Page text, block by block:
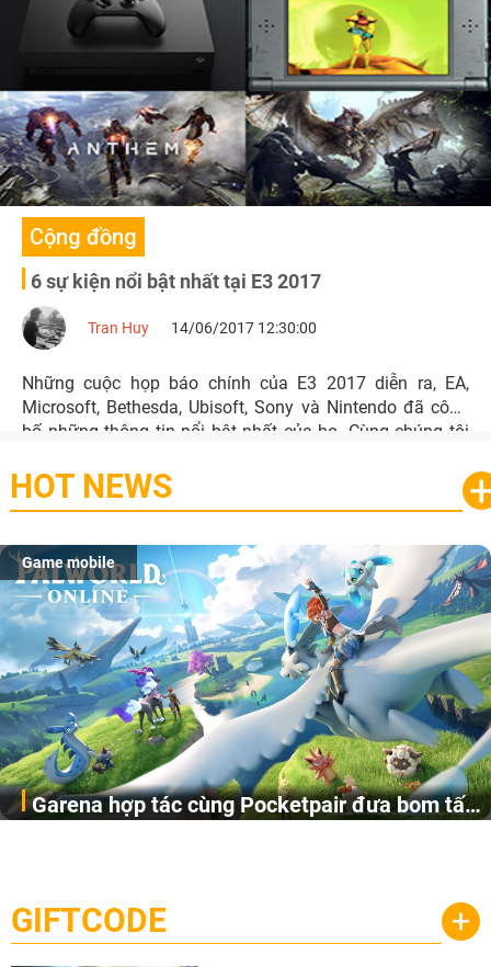
Cộng đồng
6 sự kiện nổi bật nhất tại E3 2017
Tran Huy 14/06/2017 12:30:00
Những cuộc họp báo chính của E3 2017 diễn ra, EA,
Microsoft, Bethesda, Ubisoft, Sony và Nintendo đã công
bố những thông tin nổi bật nhất của họ. Cùng chúng tôi
HOT NEWS
Game mobile
Garena hợp tác cùng Pocketpair đưa bom tấn
cầu, theo giấy phép chính thức từ công ty game Nhật Bản
Pocketpair, Inc.
GIFTCODE +